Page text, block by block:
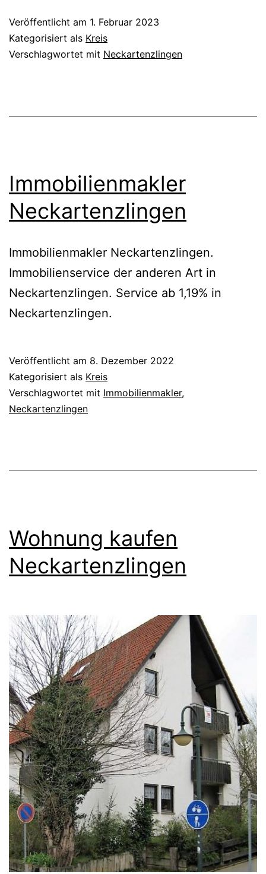
Veröffentlicht am 1. Februar 2023
Kategorisiert als Kreis
Verschlagwortet mit Neckartenzlingen
Immobilienmakler
Neckartenzlingen
Immobilienmakler Neckartenzlingen.
Immobilienservice der anderen Art in
Neckartenzlingen. Service ab 1,19% in
Neckartenzlingen.
Veröffentlicht am 8. Dezember 2022
Kategorisiert als Kreis
Verschlagwortet mit Immobilienmakler,
Neckartenzlingen
Wohnung kaufen
Neckartenzlingen